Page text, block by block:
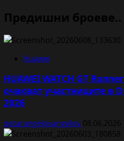
Предишни броеве..
Huawei
HUAWEI WATCH GT
очакват участниците в
2026
petarangelovangelov 08.06.2026